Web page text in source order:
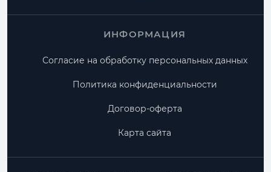
ИНФОРМАЦИЯ
Согласие на обработку персональных данных
Политика конфиденциальности
Договор-оферта
Карта сайта